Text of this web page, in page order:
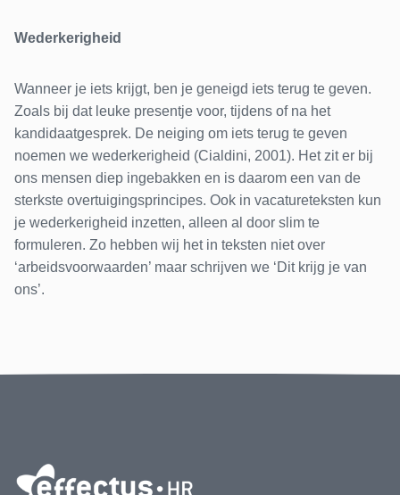
Wederkerigheid
Wanneer je iets krijgt, ben je geneigd iets terug te geven.
Zoals bij dat leuke presentje voor, tijdens of na het
kandidaatgesprek. De neiging om iets terug te geven
noemen we wederkerigheid (Cialdini, 2001). Het zit er bij
ons mensen diep ingebakken en is daarom een van de
sterkste overtuigingsprincipes. Ook in vacatureteksten kun
je wederkerigheid inzetten, alleen al door slim te
formuleren. Zo hebben wij het in teksten niet over
‘arbeidsvoorwaarden’ maar schrijven we ‘Dit krijg je van
ons’.